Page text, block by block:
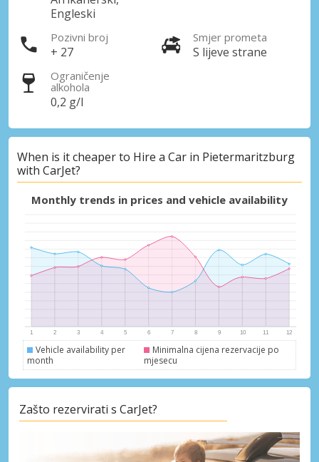
Posebni popusti
Pristupite ekskluzivnim ponudama naših
Engleski
Pozivni broj
+ 27
Smjer prometa
S lijeve strane
Ograničenje
alkohola
0,2 g/l
When is it cheaper to Hire a Car in Pietermaritzburg
with CarJet?
Monthly trends in prices and vehicle availability
Vehicle availability per
month
Minimalna cijena rezervacije po
mjesecu
Zašto rezervirati s CarJet?